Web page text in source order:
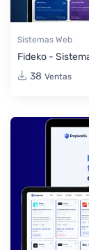
Sistemas Web
Fideko -
38 Ventas